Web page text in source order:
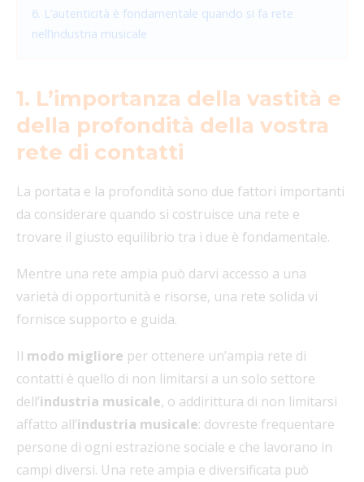
6. L’autenticità è fondamentale quando si fa rete
nell’industria musicale
1. L’importanza della vastità e
della profondità della vostra
rete di contatti
La portata e la profondità sono due fattori importanti
da considerare quando si costruisce una rete e
trovare il giusto equilibrio tra i due è fondamentale.
Mentre una rete ampia può darvi accesso a una
varietà di opportunità e risorse, una rete solida vi
fornisce supporto e guida.
Il modo migliore per ottenere un’ampia rete di
contatti è quello di non limitarsi a un solo settore
dell’industria musicale, o addirittura di non limitarsi
affatto all’industria musicale: dovreste frequentare
persone di ogni estrazione sociale e che lavorano in
campi diversi. Una rete ampia e diversificata può